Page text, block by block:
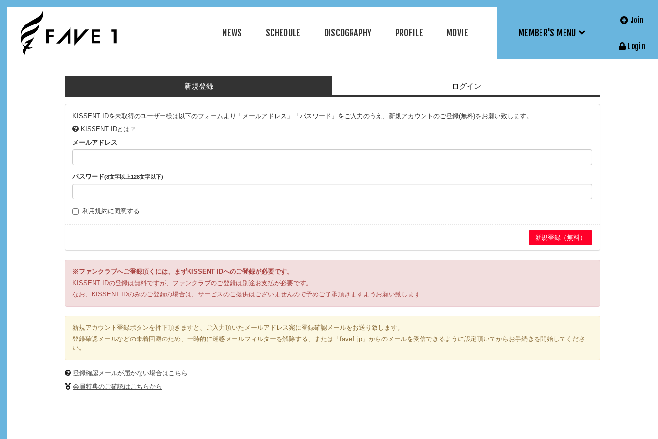
NEWS SCHEDULE DISCOGRAPHY PROFILE MOVIE MEMBER'S MENU
Join
Login
新規登録 ログイン
KISSENT IDを未取得のユーザー様は以下のフォームより「メールアドレス」「パスワード」をご入力のうえ、新規アカウントのご登録(無料)をお願い致します。
KISSENT IDとは？
メールアドレス
パスワード(8文字以上128文字以下)
利用規約に同意する
※ファンクラブへご登録頂くには、まずKISSENT IDへのご登録が必要です。
KISSENT IDの登録は無料ですが、ファンクラブのご登録は別途お支払が必要です。
なお、KISSENT IDのみのご登録の場合は、サービスのご提供はございませんので予めご了承頂きますようお願い致します.
新規アカウント登録ボタンを押下頂きますと、ご入力頂いたメールアドレス宛に登録確認メールをお送り致します。
登録確認メールなどの未着回避のため、一時的に迷惑メールフィルターを解除する、または「fave1.jp」からのメールを受信できるように設定頂いてからお手続きを開始してくださ
い。
登録確認メールが届かない場合はこちら
会員特典のご確認はこちらから